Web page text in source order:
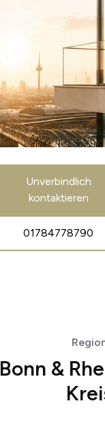
Unverbindlich
kontaktieren
01784778790
Bonn &